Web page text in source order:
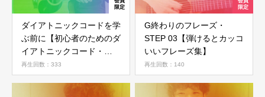
ダイアトニックコードを学
ぶ前に【初心者のためのダ
イアトニックコード・
STEP 01】
再生回数：333
G終わりのフレーズ・
STEP 03【弾けるとカッコ
いいフレーズ集】
再生回数：140